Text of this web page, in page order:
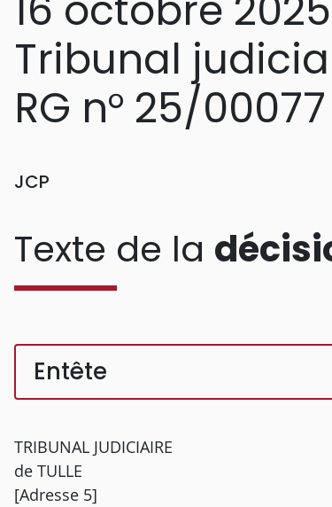
Tribunal
RG n° 25/00077
JCP
Texte de la
Entête
TRIBUNAL JUDICIAIRE
de TULLE
[Adresse 5]